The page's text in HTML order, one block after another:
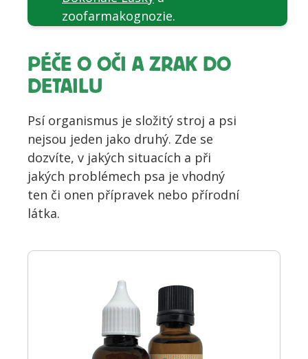
zoofarmakognozie.
PÉČE O OČI A ZRAK DO
DETAILU
Psí organismus je složitý stroj a psi
nejsou jeden jako druhý. Zde se
dozvíte, v jakých situacích a při
jakých problémech psa je vhodný
ten či onen přípravek nebo přírodní
látka.